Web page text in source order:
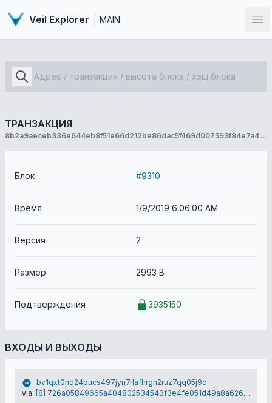
Veil Explorer MAIN
ТРАНЗАКЦИЯ
8b2a9aeceb336e644eb8f51e66d212be86dac5f469d007593f84e7a447a62053
Блок #9310
Время 1/9/2019 6:06:00 AM
Версия 2
Размер 2993 B
Подтверждения 3935150
ВХОДЫ И ВЫХОДЫ
bv1qxt0nq24pucs497jyn7rlafhrgh2ruz7qq05j9c
via
[8] 726a05849665a404802534543f3e4fe051d49a8a6264b43ee07d8080e1712b2b